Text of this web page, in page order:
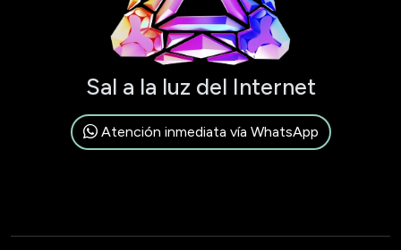
Sal a la luz del Internet
Atención inmediata vía WhatsApp